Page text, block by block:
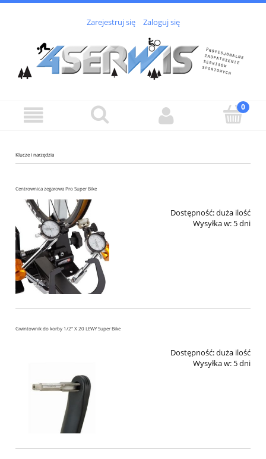
Zarejestruj się Zaloguj się
Klucze i narzędzia
Centrownica zegarowa Pro Super Bike
Dostępność:duża ilość
Wysyłka w: 5 dni
Gwintownik do korby 1/2" X 20 LEWY Super Bike
Dostępność:duża ilość
Wysyłka w: 5 dni